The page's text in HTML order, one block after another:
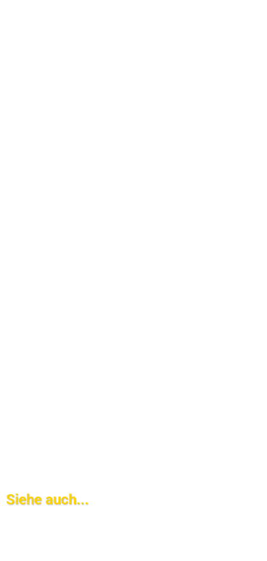
Siehe auch...